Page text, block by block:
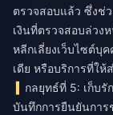
ตรวจสอบแล้ว ซึ่งช่
เงินที่ตรวจสอบล่วง
หลีกเลี่ยงเว็บไซต์บุ
เดีย หรือบริการที่ใ
กลยุทธ์ที่ 5: เก็บ
บันทึกการยืนยันการ